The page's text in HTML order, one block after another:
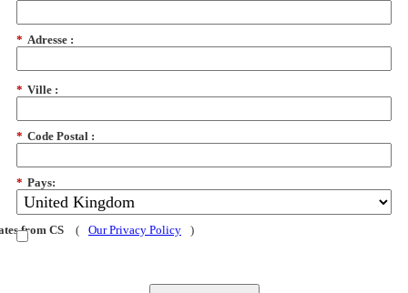
* Adresse :
* Ville :
* Code Postal :
* Pays:
from CS ( Our Privacy Policy )